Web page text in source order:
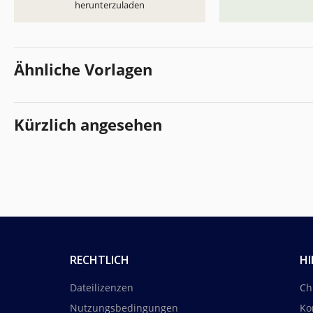
herunterzuladen
Ähnliche Vorlagen
Kürzlich angesehen
RECHTLICH
Dateilizenzen
Nutzungsbedingungen